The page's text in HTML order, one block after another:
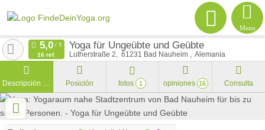
Menu
Yoga für Ungeübte und Geübte
Lutherstraße 2 61231 Bad Nauheim Alemania
16 ref.
Descripción general Posición fotos 1 opiniones 16 Consulta